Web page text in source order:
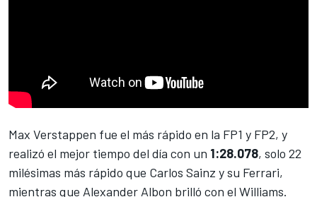
Max Verstappen fue el más rápido en la FP1 y FP2, y
realizó el mejor tiempo del día con un 1:28.078, solo 22
milésimas más rápido que Carlos Sainz y su Ferrari,
mientras que Alexander Albon brilló con el Williams.